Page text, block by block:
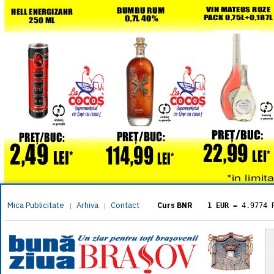
Mica Publicitate | Arhiva | Contact Curs BNR 1 EUR = 4.9774
= 5.8304
1 XAU= 464.4611
1 AED= 1.1933
1 AUD= 2.7957
1 BGN= 2.5449